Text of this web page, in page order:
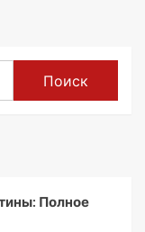
Поиск
Полное